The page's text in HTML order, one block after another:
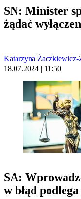
SN: Minister
żądać
Katarzyna Żaczkiewicz-
18.07.2024 | 11:50
SA:
w błąd